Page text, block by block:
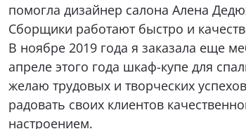
помогла дизайнер салона Алена
Сборщики работают быстро и
В ноябре 2019 года я заказала еще
апреле этого года шкаф-купе для
желаю трудовых и творческих
радовать своих клиентов
настроением.